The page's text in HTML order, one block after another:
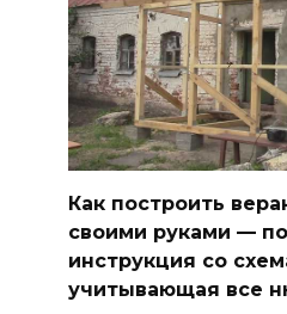
Как построить
своими руками —
инструкция со
учитывающая все